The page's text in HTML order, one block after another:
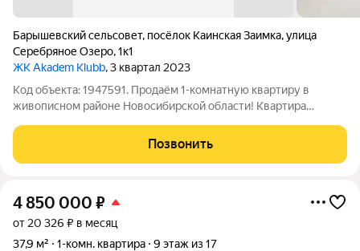
Барышевский сельсовет, посёлок Каинская Заимка,улица
Серебряное Озеро,1к1
ЖК Akadem Klubb, 3 квартал 2023
Код объекта: 1947591. Продаём 1-комнатную квартиру в
живописном районе Новосибирской области! Квартира
Серебряное Озеро, 12. Это современный кирпичный дом 2023
года постройки. Квартира находится
Позвонить
4 850 000 ₽
от 20 326 ₽ в месяц
37,9 м²
1-комн. квартира 9 этаж из 17